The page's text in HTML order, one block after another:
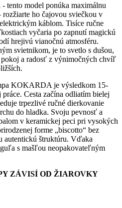
- tento model ponúka maximálnu
ho čajovou sviečkou v
káblom. Tisíce ručne
vyčaria po zapnutí magickú
hrejivú vianočnú atmosféru.
svietnikom, je to svetlo s dušou,
pokoj a radosť z výnimočných chvíľ
KOKARDA je výsledkom 15-
Cesta začína odliatím bielej
trpezlivé ručné dierkovanie
do hladka. Svoju pevnosť a
v keramickej peci pri vysokých
forme „biscotto“ bez
autentickú štruktúru. Vďaka
s mašľou neopakovateľným
ZÁVISÍ OD ŽIAROVKY